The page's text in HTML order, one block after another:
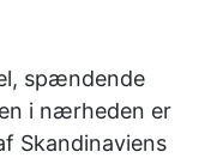
spændende
i nærheden er
Skandinaviens